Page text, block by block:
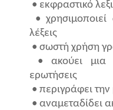
• εκφραστικό
•
λέξεις
• σωστή χρήση
• ακούει μια
ερωτήσεις
• περιγράφει
• αναμεταδίδει